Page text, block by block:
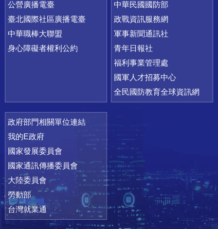
公營廣播電臺
臺北國際社區廣播電臺
中華職棒大聯盟
身心障礙者權利公約
中華民國國防部
政戰資訊服務網
軍事新聞通訊社
青年日報社
福利事業管理處
國軍人才招募中心
全民國防教育全球資訊網
政府部門相關單位連結
我的E政府
國家發展委員會
國家通訊傳播委員會
大陸委員會
勞動部
台灣就業通